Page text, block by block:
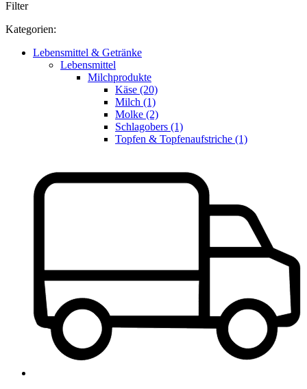
Filter
Kategorien:
Lebensmittel & Getränke
Lebensmittel
Milchprodukte
Käse (20)
Milch (1)
Molke (2)
Schlagobers (1)
Topfen & Topfenaufstriche (1)